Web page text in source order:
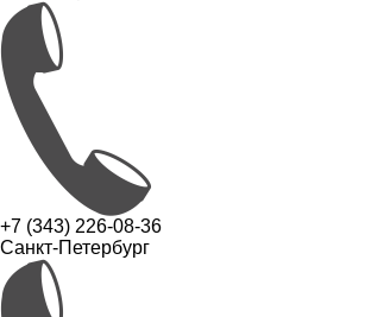
+7 (343) 226-08-36
Санкт-Петербург